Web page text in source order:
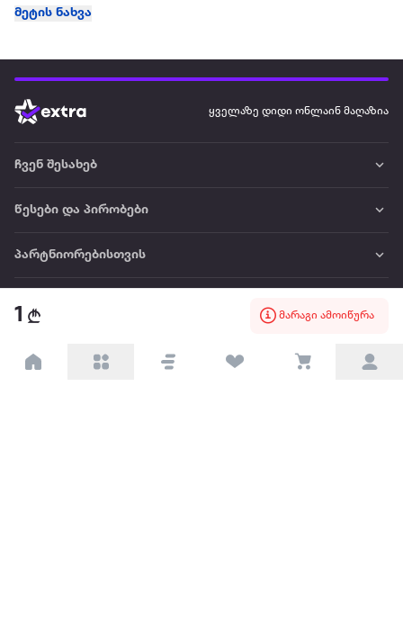
1 მარაგი ამოიწურა
მეტის ნახვა
ყველაზე დიდი ონლაინ მაღაზია
ჩვენ შესახებ
წესები და პირობები
პარტნიორებისთვის